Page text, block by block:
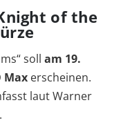
of the
soll am 19.
Max erscheinen.
laut Warner
.